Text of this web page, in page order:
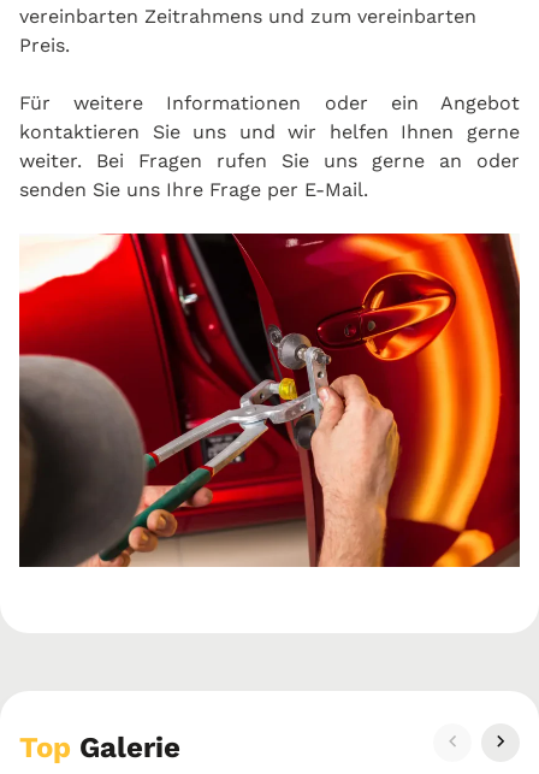
vereinbarten Zeitrahmens und zum vereinbarten
Preis.
Für weitere Informationen oder ein Angebot
kontaktieren Sie uns und wir helfen Ihnen gerne
weiter. Bei Fragen rufen Sie uns gerne an oder
senden Sie uns Ihre Frage per E-Mail.
Top Galerie